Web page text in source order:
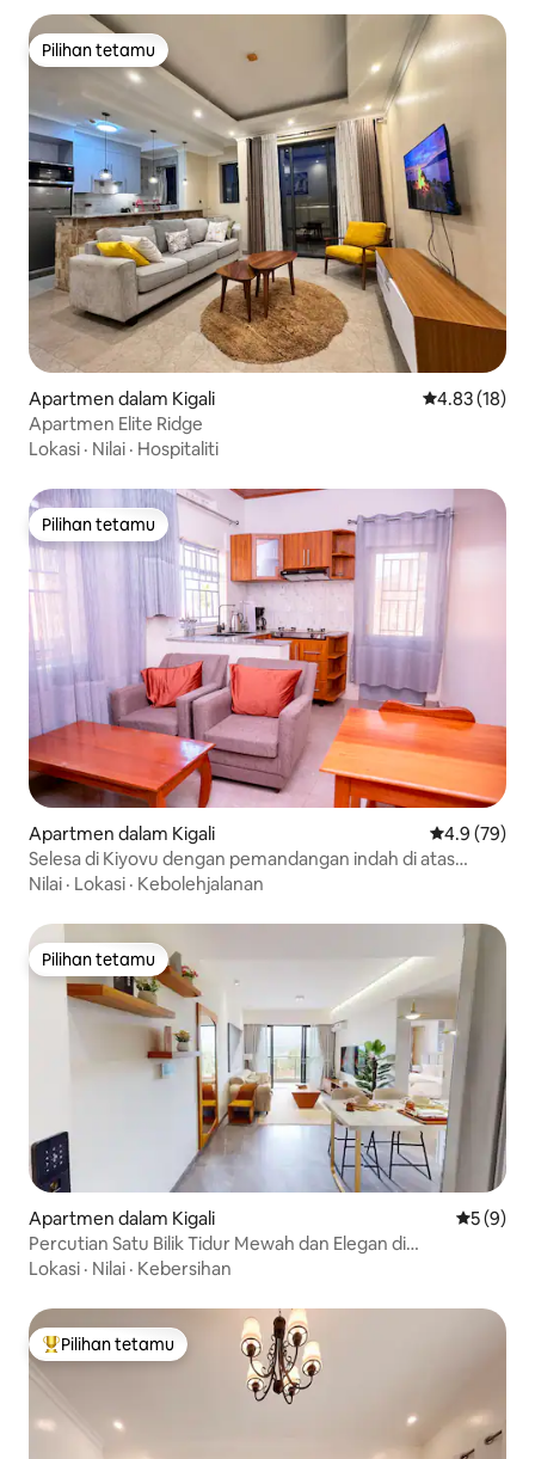
Pilihan tetamu
Pilihan tetamu
Apartmen dalam Kigali Penarafan
4.83 (18)
Apartmen Elite Ridge
Lokasi · Nilai · Hospitaliti
Pilihan tetamu
Pilihan tetamu
Apartmen dalam Kigali Penarafan
4.9 (79)
Selesa di Kiyovu dengan pemandangan indah di atas
bumbung
Nilai · Lokasi · Kebolehjalanan
Pilihan tetamu
Pilihan tetamu
Apartmen dalam Kigali
5 (9)
Percutian Satu Bilik Tidur Mewah dan Elegan di
Nyarutarama
Lokasi · Nilai · Kebersihan
Pilihan utama tetamu
Pilihan tetamu